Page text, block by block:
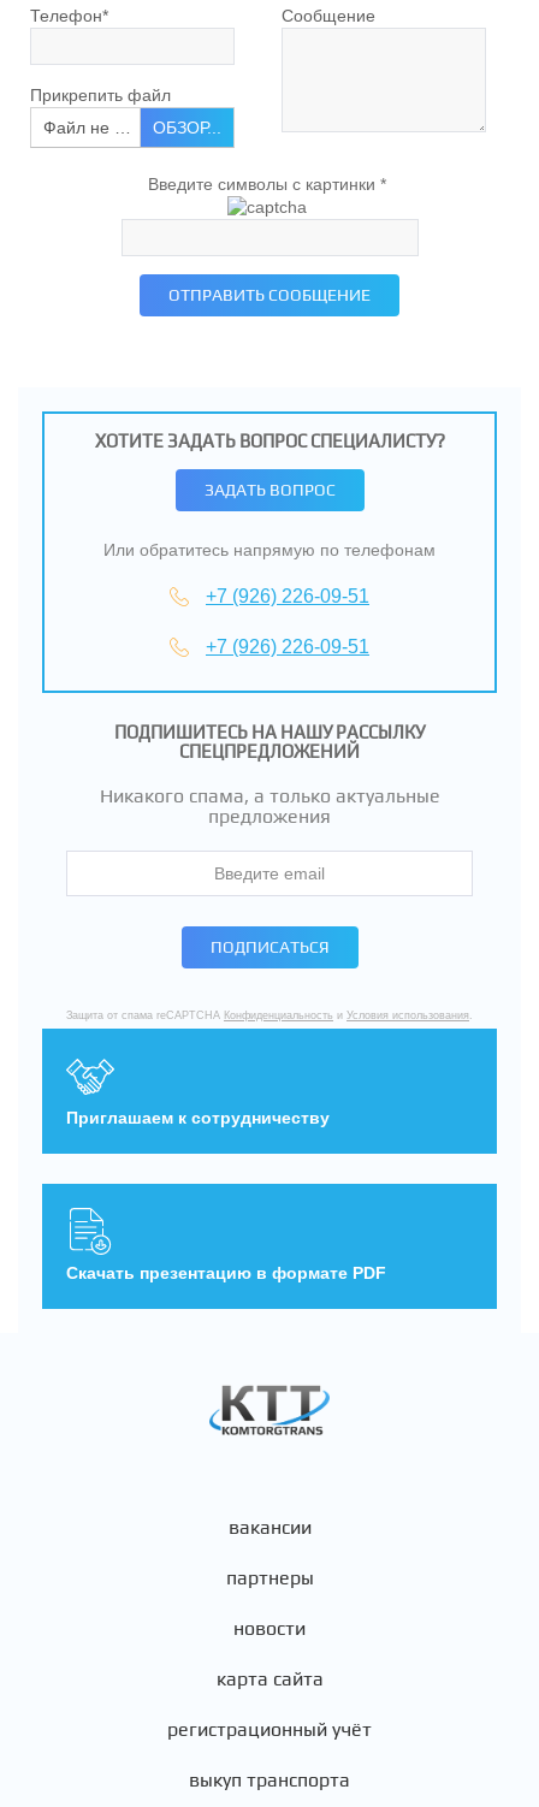
Телефон*
Прикрепить файл
Файл не выбранОБЗОР...
Сообщение
Введите символы с картинки *
ОТПРАВИТЬ СООБЩЕНИЕ
ХОТИТЕ ЗАДАТЬ ВОПРОС СПЕЦИАЛИСТУ?
ЗАДАТЬ ВОПРОС
Или обратитесь напрямую по телефонам
+7 (926) 226-09-51
+7 (926) 226-09-51
ПОДПИШИТЕСЬ НА НАШУ РАССЫЛКУ
СПЕЦПРЕДЛОЖЕНИЙ
Никакого спама, а только актуальные
предложения
ПОДПИСАТЬСЯ
Защита от спама reCAPTCHA Конфиденциальность и Условия использования .
Приглашаем к сотрудничеству
Скачать презентацию в формате PDF
вакансии
партнеры
новости
карта сайта
регистрационный учёт
выкуп транспорта